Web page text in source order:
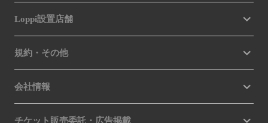
Loppi設置店舗
規約・その他
会社情報
チケット販売委託・広告掲載